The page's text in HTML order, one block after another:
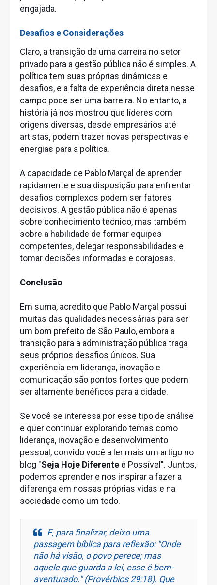
engajada.
Desafios e Considerações
Claro, a transição de uma carreira no setor
privado para a gestão pública não é simples. A
política tem suas próprias dinâmicas e
desafios, e a falta de experiência direta nesse
campo pode ser uma barreira. No entanto, a
história já nos mostrou que líderes com
origens diversas, desde empresários até
artistas, podem trazer novas perspectivas e
energias para a política.
A capacidade de Pablo Marçal de aprender
rapidamente e sua disposição para enfrentar
desafios complexos podem ser fatores
decisivos. A gestão pública não é apenas
sobre conhecimento técnico, mas também
sobre a habilidade de formar equipes
competentes, delegar responsabilidades e
tomar decisões informadas e corajosas.
Conclusão
Em suma, acredito que Pablo Marçal possui
muitas das qualidades necessárias para ser
um bom prefeito de São Paulo, embora a
transição para a administração pública traga
seus próprios desafios únicos. Sua
experiência em liderança, inovação e
comunicação são pontos fortes que podem
ser altamente benéficos para a cidade.
Se você se interessa por esse tipo de análise
e quer continuar explorando temas como
liderança, inovação e desenvolvimento
pessoal, convido você a ler mais um artigo no
blog "Seja Hoje Diferente é Possível". Juntos,
podemos aprender e nos inspirar a fazer a
diferença em nossas próprias vidas e na
sociedade como um todo.
E, para finalizar, deixo uma
passagem bíblica para reflexão: "Onde
não há visão, o povo perece; mas
aquele que guarda a lei, esse é bem-
aventurado." (Provérbios 29:18). Que